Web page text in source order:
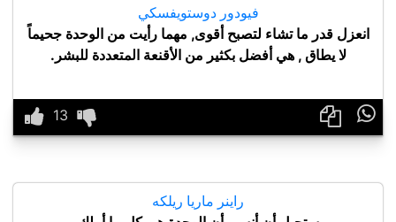
فيودور دوستويفسكي
انعزل قدر ما تشاء لتصبح أقوى, مهما رأيت من الوحدة جحيماً
لا يطاق , هي أفضل بكثير من الأقنعة المتعددة للبشر.

راينر ماريا ريلكه